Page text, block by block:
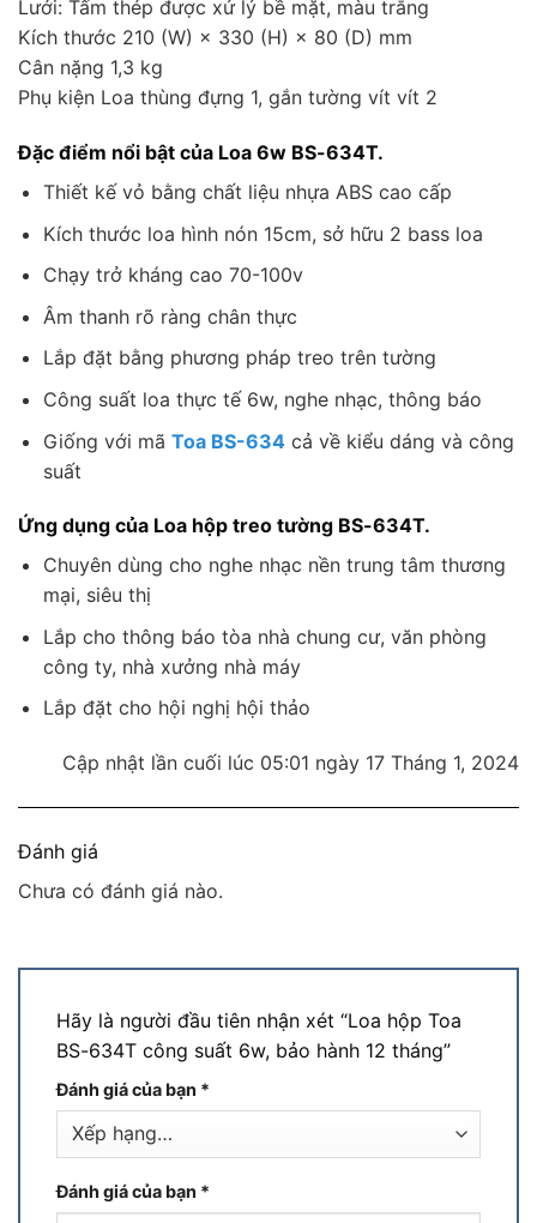
Lưới: Tấm thép được xử lý bề mặt, màu trắng
Kích thước 210 (W) × 330 (H) × 80 (D) mm
Cân nặng 1,3 kg
Phụ kiện Loa thùng đựng 1, gắn tường vít vít 2
Đặc điểm nổi bật của Loa 6w BS-634T.
Thiết kế vỏ bằng chất liệu nhựa ABS cao cấp
Kích thước loa hình nón 15cm, sở hữu 2 bass loa
Chạy trở kháng cao 70-100v
Âm thanh rõ ràng chân thực
Lắp đặt bằng phương pháp treo trên tường
Công suất loa thực tế 6w, nghe nhạc, thông báo
Giống với mã Toa BS-634cả về kiểu dáng và công
suất
Ứng dụng của Loa hộp treo tường BS-634T.
Chuyên dùng cho nghe nhạc nền trung tâm thương
mại, siêu thị
Lắp cho thông báo tòa nhà chung cư, văn phòng
công ty, nhà xưởng nhà máy
Lắp đặt cho hội nghị hội thảo
Cập nhật lần cuối lúc 05:01 ngày 17 Tháng 1, 2024
Đánh giá
Chưa có đánh giá nào.
Hãy là người đầu tiên nhận xét “Loa hộp Toa
BS-634T công suất 6w, bảo hành 12 tháng”
Đánh giá của bạn *
Đánh giá của bạn *